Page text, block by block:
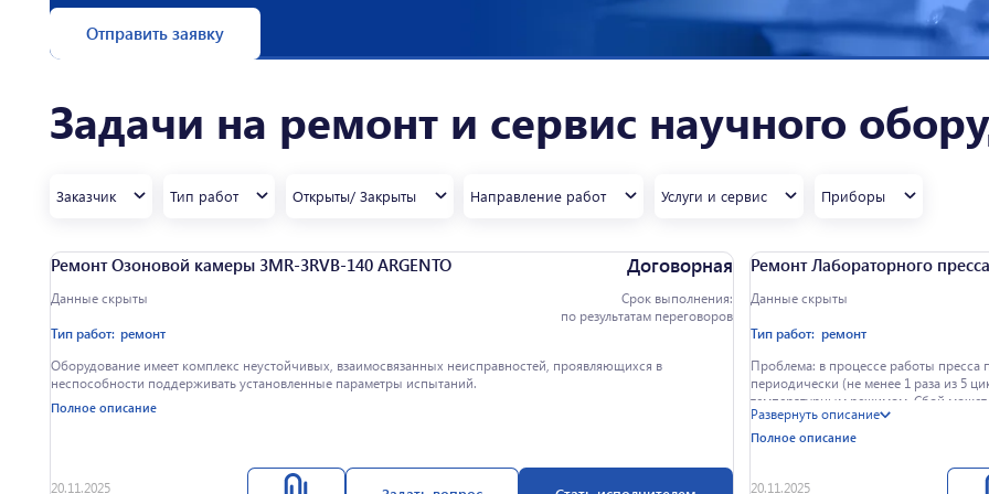
Отправить заявку
Задачи на ремонт и сервис научного
Заказчик Тип работ Открыты/ Закрыты Направление работ Услуги и сервис Приборы
государственное
бюджетное учреждение
науки Институт химии
Крестова Российской
академии наук
замена комплектующих
аттестация приборов
эксплуатацию (пуско-
наладочные работы)
оборудования
оборудования
изготовление прессовых
деталей
ремонт измерительных
оборудование
разрывные машины
Ремонт Озоновой камеры 3MR-3RVB-140 ARGENTO
Данные скрыты
Договорная
Срок выполнения:
по результатам переговоров
Тип работ: ремонт
Оборудование имеет комплекс неустойчивых, взаимосвязанных неисправностей, проявляющихся в
неспособности поддерживать установленные параметры испытаний.
Полное описание
20.11.2025
Ремонт Лабораторного
Данные скрыты
Тип работ: ремонт
Проблема: в процессе работы пресса
периодически (не менее 1 раза из 5
температурным режимом. Сбой может
одновременно, приводя к
Развернуть описание
Полное описание
20.11.2025